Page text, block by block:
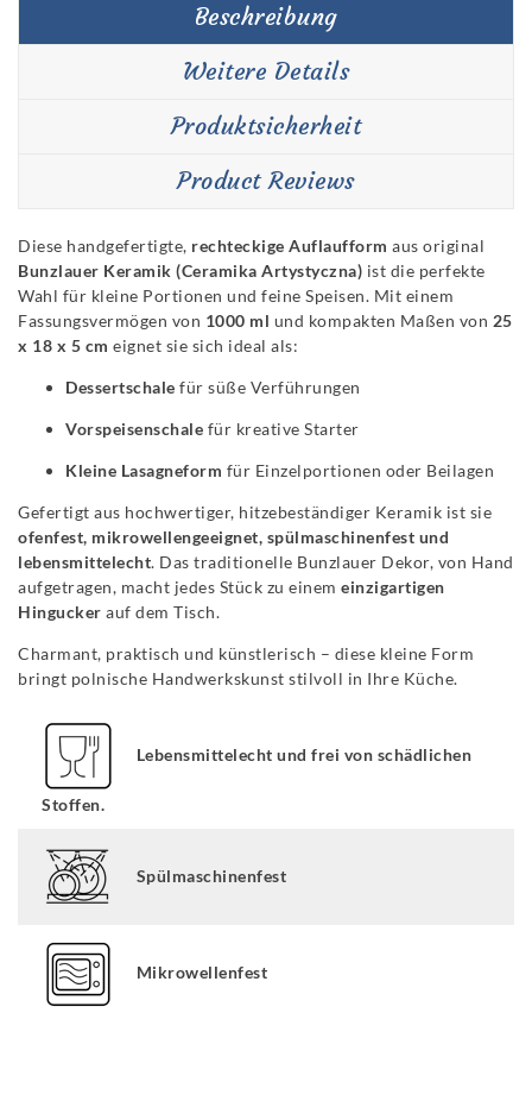
Beschreibung
Weitere Details
Produktsicherheit
Product Reviews
Diese handgefertigte, rechteckige Auflaufform aus original
Bunzlauer Keramik (Ceramika Artystyczna) ist die perfekte
Wahl für kleine Portionen und feine Speisen. Mit einem
Fassungsvermögen von 1000 ml und kompakten Maßen von 25
x 18 x 5 cm eignet sie sich ideal als:
Dessertschale für süße Verführungen
Vorspeisenschale für kreative Starter
Kleine Lasagneform für Einzelportionen oder Beilagen
Gefertigt aus hochwertiger, hitzebeständiger Keramik ist sie
ofenfest, mikrowellengeeignet, spülmaschinenfest und
lebensmittelecht. Das traditionelle Bunzlauer Dekor, von Hand
aufgetragen, macht jedes Stück zu einem einzigartigen
Hingucker auf dem Tisch.
Charmant, praktisch und künstlerisch – diese kleine Form
bringt polnische Handwerkskunst stilvoll in Ihre Küche.
Lebensmittelecht und frei von schädlichen
Stoffen.
Spülmaschinenfest
Mikrowellenfest